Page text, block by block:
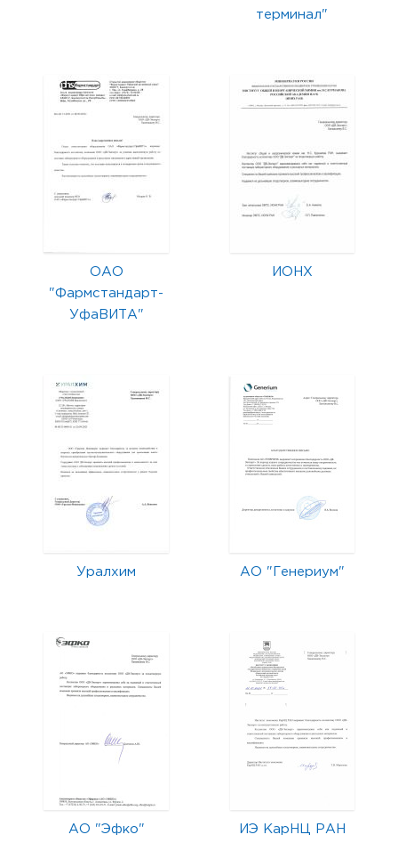
терминал"
ОАО
"Фармстандарт-
УфаВИТА"
ИОНХ
Уралхим АО "Генериум"
АО "Эфко" ИЭ КарНЦ РАН